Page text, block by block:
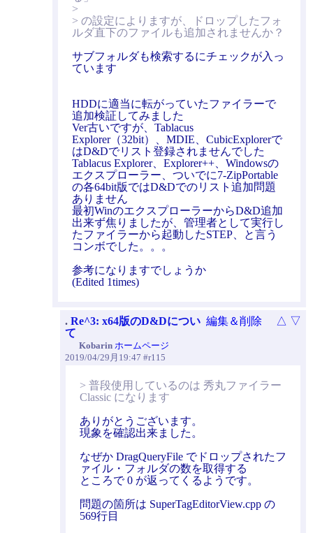
>
> の設定によりますが、ドロップしたフォ
ルダ直下のファイルも追加されませんか？
サブフォルダも検索するにチェックが入っ
ています
HDDに適当に転がっていたファイラーで
追加検証してみました
Ver古いですが、Tablacus
Explorer（32bit）、MDIE、CubicExplorerで
はD&Dでリスト登録されませんでした
Tablacus Explorer、Explorer++、Windowsの
エクスプローラー、ついでに7-ZipPortable
の各64bit版ではD&Dでのリスト追加問題
ありません
最初WinのエクスプローラーからD&D追加
出来ず焦りましたが、管理者として実行し
たファイラーから起動したSTEP、と言う
コンボでした。。。
参考になりますでしょうか
(Edited 1times)
. Re^3: x64版のD&Dについ
て
Kobarin ホームページ
2019/04/29月19:47 #r115
編集＆削除 △ ▽
> 普段使用しているのは 秀丸ファイラー
Classic になります
ありがとうございます。
現象を確認出来ました。
なぜか DragQueryFile でドロップされたフ
ァイル・フォルダの数を取得する
ところで 0 が返ってくるようです。
問題の箇所は SuperTagEditorView.cpp の
569行目